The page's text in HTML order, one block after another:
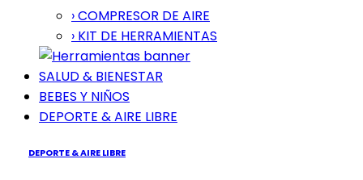
› COMPRESOR DE AIRE
› KIT DE HERRAMIENTAS
SALUD & BIENESTAR
BEBES Y NIÑOS
DEPORTE & AIRE LIBRE
DEPORTE & AIRE LIBRE